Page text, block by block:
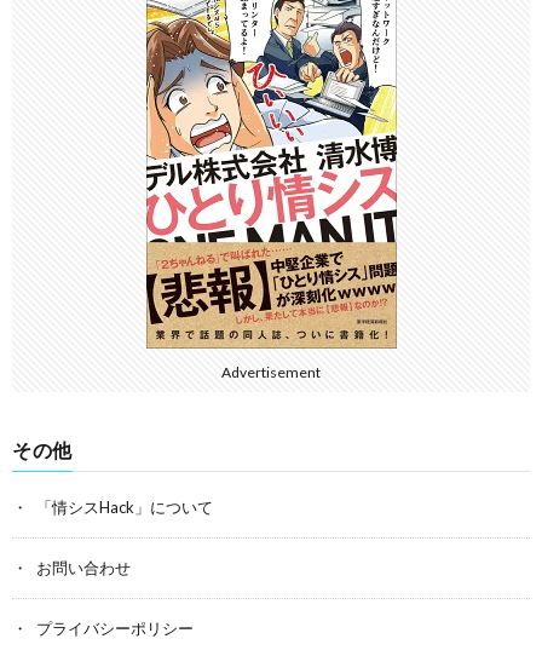
Advertisement
その他
「情シスHack」について
お問い合わせ
プライバシーポリシー